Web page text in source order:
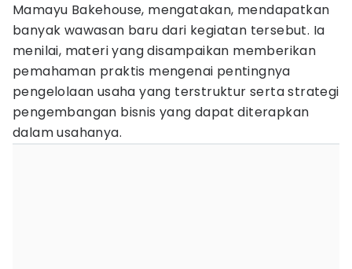
Mamayu Bakehouse, mengatakan, mendapatkan
banyak wawasan baru dari kegiatan tersebut. Ia
menilai, materi yang disampaikan memberikan
pemahaman praktis mengenai pentingnya
pengelolaan usaha yang terstruktur serta strategi
pengembangan bisnis yang dapat diterapkan
dalam usahanya.